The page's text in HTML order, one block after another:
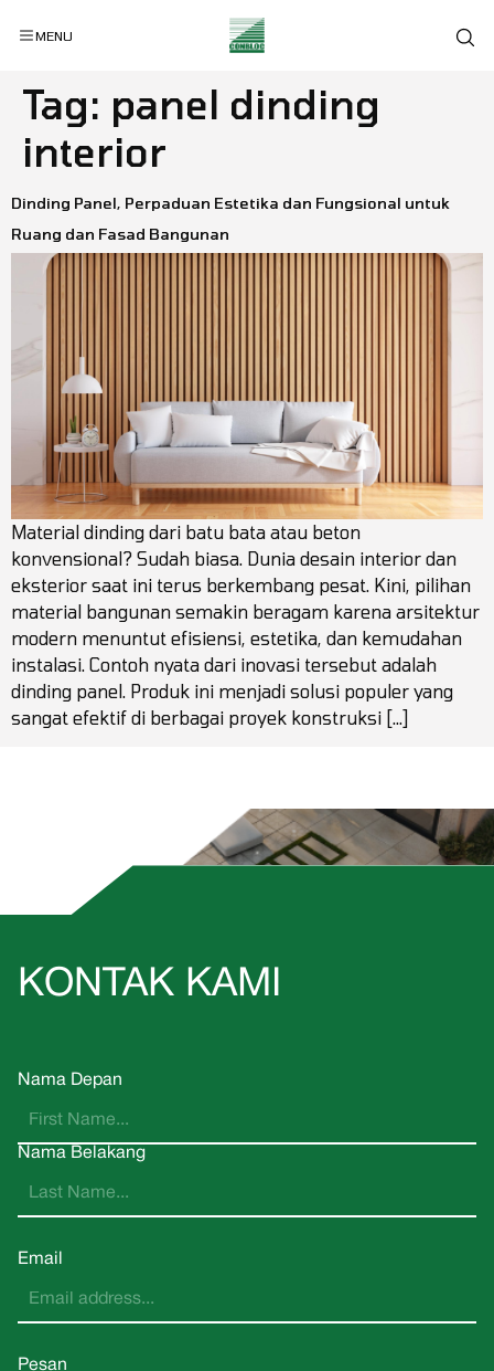
MENU
Tag: panel dinding
interior
Dinding Panel, Perpaduan Estetika dan Fungsional untuk
Ruang dan Fasad Bangunan
Material dinding dari batu bata atau beton
konvensional? Sudah biasa. Dunia desain interior dan
eksterior saat ini terus berkembang pesat. Kini, pilihan
material bangunan semakin beragam karena arsitektur
modern menuntut efisiensi, estetika, dan kemudahan
instalasi. Contoh nyata dari inovasi tersebut adalah
dinding panel. Produk ini menjadi solusi populer yang
sangat efektif di berbagai proyek konstruksi […]
KONTAK KAMI
Nama Depan
Nama Belakang
Email
Pesan